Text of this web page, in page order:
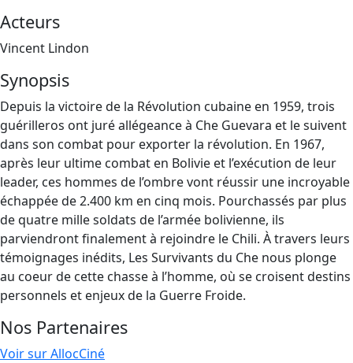
Acteurs
Vincent Lindon
Synopsis
Depuis la victoire de la Révolution cubaine en 1959, trois
guérilleros ont juré allégeance à Che Guevara et le suivent
dans son combat pour exporter la révolution. En 1967,
après leur ultime combat en Bolivie et l’exécution de leur
leader, ces hommes de l’ombre vont réussir une incroyable
échappée de 2.400 km en cinq mois. Pourchassés par plus
de quatre mille soldats de l’armée bolivienne, ils
parviendront finalement à rejoindre le Chili. À travers leurs
témoignages inédits, Les Survivants du Che nous plonge
au coeur de cette chasse à l’homme, où se croisent destins
personnels et enjeux de la Guerre Froide.
Nos Partenaires
Voir sur AllocCiné